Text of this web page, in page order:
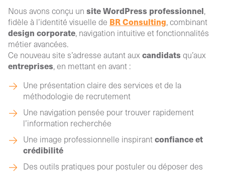
Nous avons conçu un site WordPress professionnel,
fidèle à l’identité visuelle de BR Consulting, combinant
design corporate, navigation intuitive et fonctionnalités
métier avancées.
Ce nouveau site s’adresse autant aux candidatsqu’aux
entreprises, en mettant en avant :
Une présentation claire des services et de la
méthodologie de recrutement
Une navigation pensée pour trouver rapidement
l’information recherchée
Une image professionnelle inspirantconfiance et
crédibilité
Des outils pratiques pour postuler ou déposer des